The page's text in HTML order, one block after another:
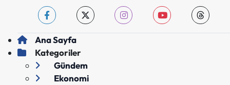
Ana Sayfa
Kategoriler
Gündem
Ekonomi